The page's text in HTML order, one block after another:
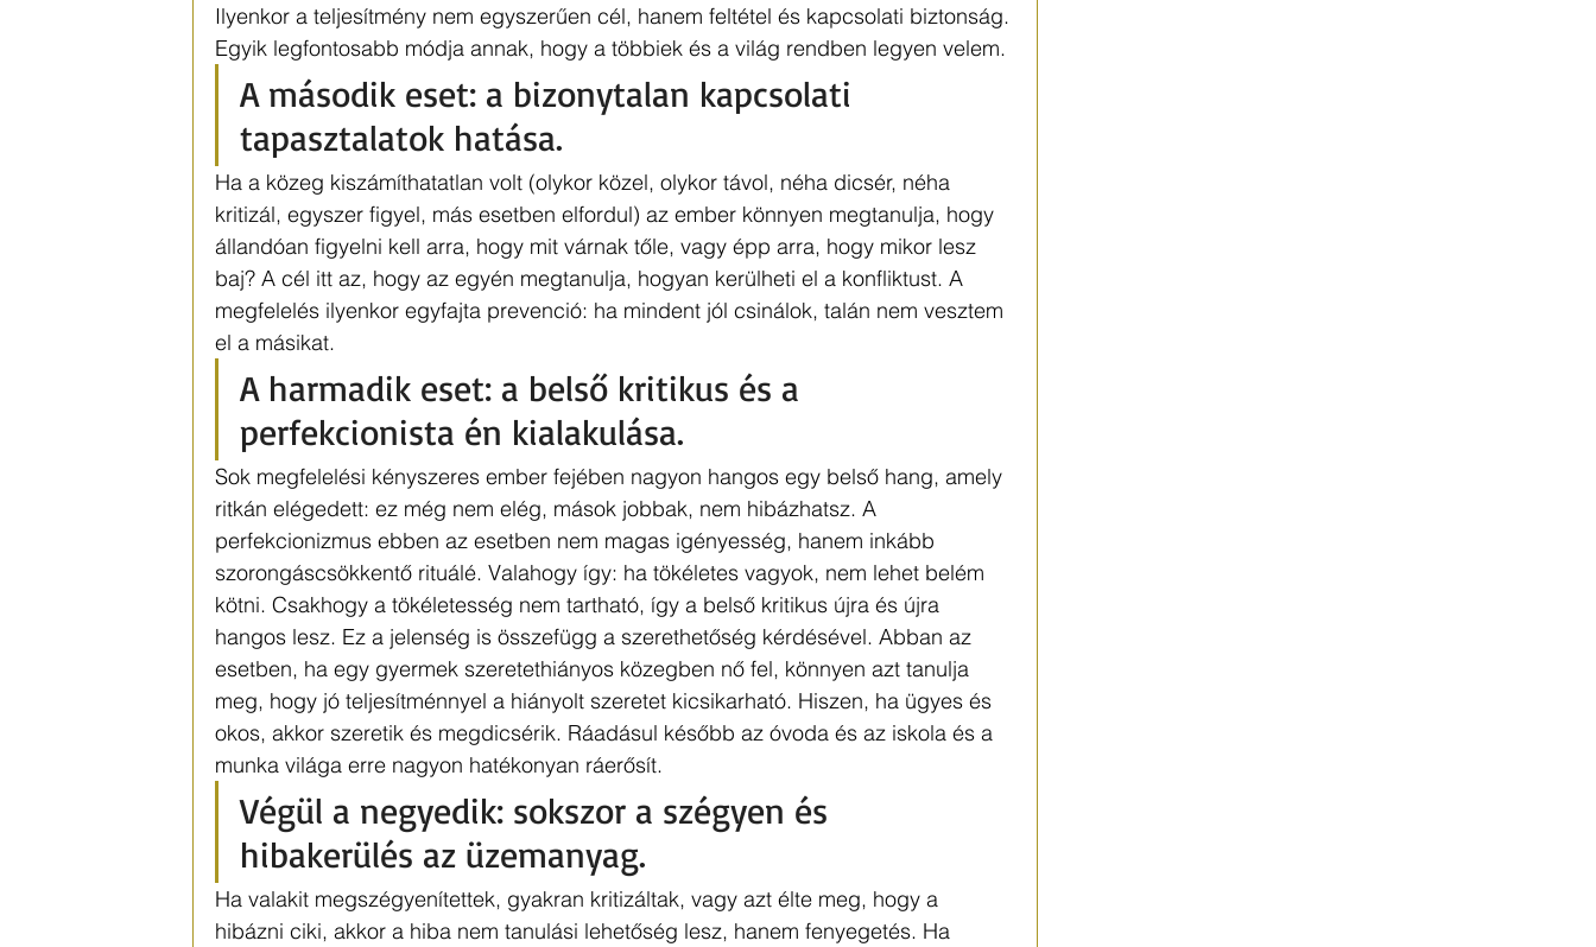
Ilyenkor a teljesítmény nem egyszerűen cél, hanem feltétel és kapcsolati biztonság.
Egyik legfontosabb módja annak, hogy a többiek és a világ rendben legyen velem.
A második eset: a bizonytalan kapcsolati
tapasztalatok hatása.
Ha a közeg kiszámíthatatlan volt (olykor közel, olykor távol, néha dicsér, néha
kritizál, egyszer figyel, más esetben elfordul) az ember könnyen megtanulja, hogy
állandóan figyelni kell arra, hogy mit várnak tőle, vagy épp arra, hogy mikor lesz
baj? A cél itt az, hogy az egyén megtanulja, hogyan kerülheti el a konfliktust. A
megfelelés ilyenkor egyfajta prevenció: ha mindent jól csinálok, talán nem vesztem
el a másikat.
A harmadik eset: a belső kritikus és a
perfekcionista én kialakulása.
Sok megfelelési kényszeres ember fejében nagyon hangos egy belső hang, amely
ritkán elégedett: ez még nem elég, mások jobbak, nem hibázhatsz. A
perfekcionizmus ebben az esetben nem magas igényesség, hanem inkább
szorongáscsökkentő rituálé. Valahogy így: ha tökéletes vagyok, nem lehet belém
kötni. Csakhogy a tökéletesség nem tartható, így a belső kritikus újra és újra
hangos lesz. Ez a jelenség is összefügg a szerethetőség kérdésével. Abban az
esetben, ha egy gyermek szeretethiányos közegben nő fel, könnyen azt tanulja
meg, hogy jó teljesítménnyel a hiányolt szeretet kicsikarható. Hiszen, ha ügyes és
okos, akkor szeretik és megdicsérik. Ráadásul később az óvoda és az iskola és a
munka világa erre nagyon hatékonyan ráerősít.
Végül a negyedik: sokszor a szégyen és
hibakerülés az üzemanyag.
Ha valakit megszégyenítettek, gyakran kritizáltak, vagy azt élte meg, hogy a
hibázni ciki, akkor a hiba nem tanulási lehetőség lesz, hanem fenyegetés. Ha